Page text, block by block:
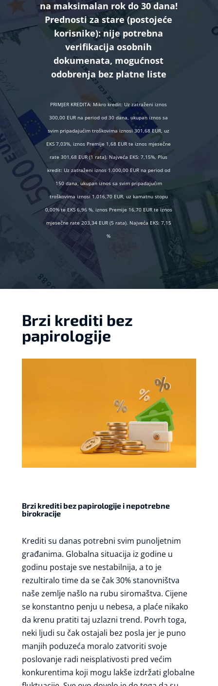
na maksimalan rok do 30 dana!
Prednosti za stare (postojeće
korisnike): nije potrebna
verifikacija osobnih
dokumenata, mogućnost
odobrenja bez platne liste
PRIMJER KREDITA: Mikro kredit: Uz zatraženi iznos
300,00 EUR na period od 30 dana, ukupan iznos sa
svim pripadajućim troškovima iznosi 301,68 EUR, uz
EKS 7,03%, iznos Premije 1,68 EUR te iznos mjesečne
rate 301,68 EUR (1 rata). Najveća EKS: 7,15%, Plus
kredit: Uz zatraženi iznos 1.000,00 EUR na period od
150 dana, ukupan iznos sa svim pripadajućim
troškovima iznosi 1.016,70 EUR, uz kamatnu stopu
0,00% te EKS 6,96 %, iznos Premije 16,70 EUR te iznos
mjesečne rate 203,34 EUR (5 rata). Najveća EKS: 7,15
%
Brzi krediti bez
papirologije
Brzi krediti bez papirologije i nepotrebne
birokracije
Krediti su danas potrebni svim punoljetnim
građanima. Globalna situacija iz godine u
godinu postaje sve nestabilnija, a to je
rezultiralo time da se čak 30% stanovništva
naše zemlje našlo na rubu siromaštva. Cijene
se konstantno penju u nebesa, a plaće nikako
da krenu pratiti taj uzlazni trend. Povrh toga,
neki ljudi su čak ostajali bez posla jer je puno
manjih poduzeća moralo zatvoriti svoje
poslovanje radi neisplativosti pred većim
konkurentima koji mogu lakše izdržati globalne